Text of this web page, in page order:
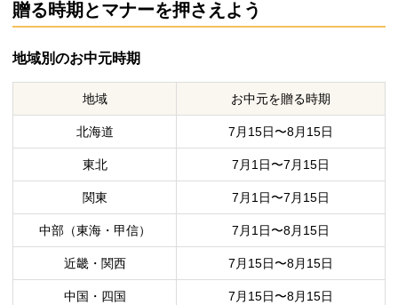
贈る時期とマナーを押さえよう
地域別のお中元時期
地域 お中元を贈る時期
北海道 7月15日〜8月15日
東北 7月1日〜7月15日
関東 7月1日〜7月15日
中部（東海・甲信） 7月1日〜8月15日
近畿・関西 7月15日〜8月15日
中国・四国 7月15日〜8月15日